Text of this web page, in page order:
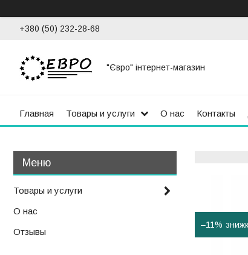
+380 (50) 232-28-68
"Євро" інтернет-магазин
Главная Товары и услуги О нас Контакты
–11%
Товары и услуги
О нас
Отзывы